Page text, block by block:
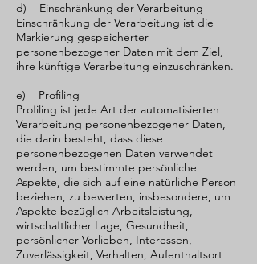
d) Einschränkung der Verarbeitung
Einschränkung der Verarbeitung ist die
Markierung gespeicherter
personenbezogener Daten mit dem Ziel,
ihre künftige Verarbeitung einzuschränken.
e) Profiling
Profiling ist jede Art der automatisierten
Verarbeitung personenbezogener Daten,
die darin besteht, dass diese
personenbezogenen Daten verwendet
werden, um bestimmte persönliche
Aspekte, die sich auf eine natürliche Person
beziehen, zu bewerten, insbesondere, um
Aspekte bezüglich Arbeitsleistung,
wirtschaftlicher Lage, Gesundheit,
persönlicher Vorlieben, Interessen,
Zuverlässigkeit, Verhalten, Aufenthaltsort